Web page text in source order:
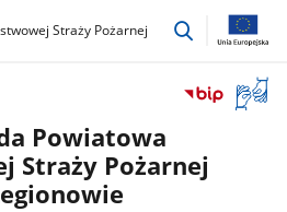
Straży Pożarnej
przejdź
okno
Powiatowa
Straży Pożarnej